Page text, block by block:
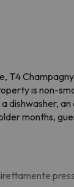
is non-
months,